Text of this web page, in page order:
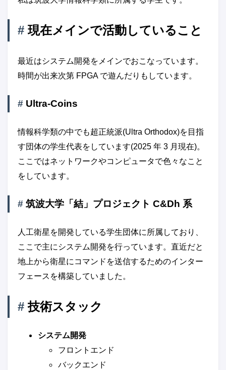
# 現在メインで活動していること
最近はシステム開発をメインでおこなっています。
時間が出来次第 FPGA で遊んだりもしています。
# Ultra-Coins
情報科学類の中でも超正統派(Ultra Orthodox)を目指
す団体の学生代表をしています(2025 年 3 月現在)。
ここではネットワークやコンピュータで色々なこと
をしています。
# 筑波大学「結」プロジェクト C&Dh 系
人工衛星を開発している学生団体に所属しており、
ここで主にシステム開発を行っています。直近だと
地上から衛星にコマンドを送信するためのインター
フェースを構築していました。
# 技術スタック
システム開発
フロントエンド
バックエンド